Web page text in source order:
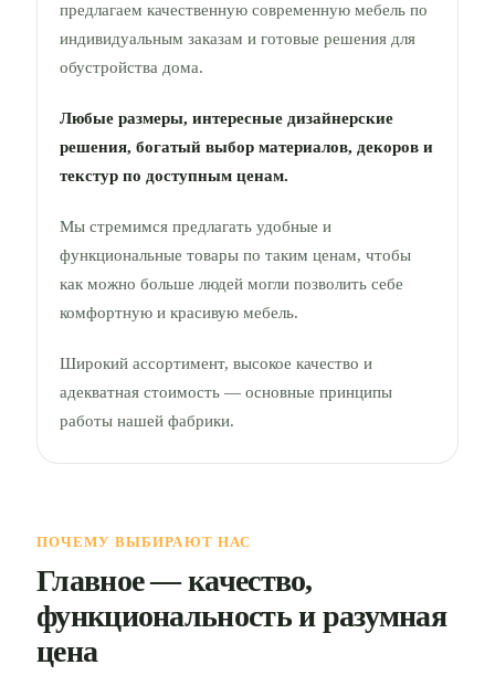
предлагаем качественную современную мебель по
индивидуальным заказам и готовые решения для
обустройства дома.
Любые размеры, интересные дизайнерские
решения, богатый выбор материалов, декоров и
текстур по доступным ценам.
Мы стремимся предлагать удобные и
функциональные товары по таким ценам, чтобы
как можно больше людей могли позволить себе
комфортную и красивую мебель.
Широкий ассортимент, высокое качество и
адекватная стоимость — основные принципы
работы нашей фабрики.
ПОЧЕМУ ВЫБИРАЮТ НАС
Главное — качество,
функциональность и разумная
цена